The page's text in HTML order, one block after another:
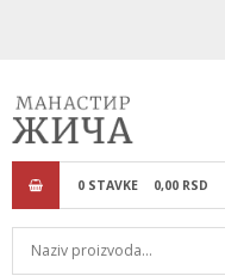
0 STAVKE 0,00 RSD